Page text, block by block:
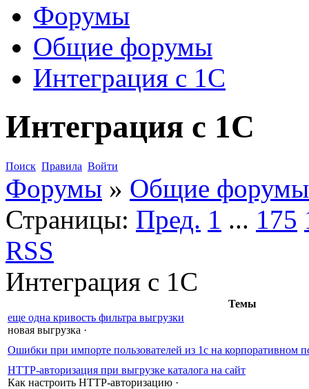
Форумы
Общие форумы
Интеграция с 1С
Интеграция с 1С
Поиск Правила Войти
Форумы » Общие форумы
Страницы: Пред. 1 ... 175
RSS
Интеграция с 1С
Темы
еще одна кривость фильтра выгрузки
новая выгрузка ·
Ошибки при импорте пользователей из 1с на корпоративном
HTTP-авторизация при выгрузке каталога на сайт
Как настроить HTTP-авторизацию ·